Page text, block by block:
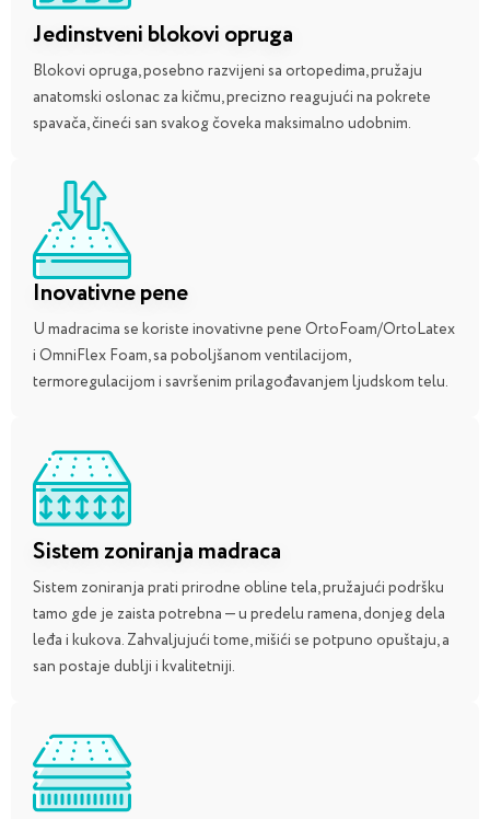
Jedinstveni blokovi opruga
Blokovi opruga, posebno razvijeni sa ortopedima, pružaju
anatomski oslonac za kičmu, precizno reagujući na pokrete
spavača, čineći san svakog čoveka maksimalno udobnim.
Inovativne pene
U madracima se koriste inovativne pene OrtoFoam/OrtoLatex
i OmniFlex Foam, sa poboljšanom ventilacijom,
termoregulacijom i savršenim prilagođavanjem ljudskom telu.
Sistem zoniranja madraca
Sistem zoniranja prati prirodne obline tela, pružajući podršku
tamo gde je zaista potrebna — u predelu ramena, donjeg dela
leđa i kukova. Zahvaljujući tome, mišići se potpuno opuštaju, a
san postaje dublji i kvalitetniji.